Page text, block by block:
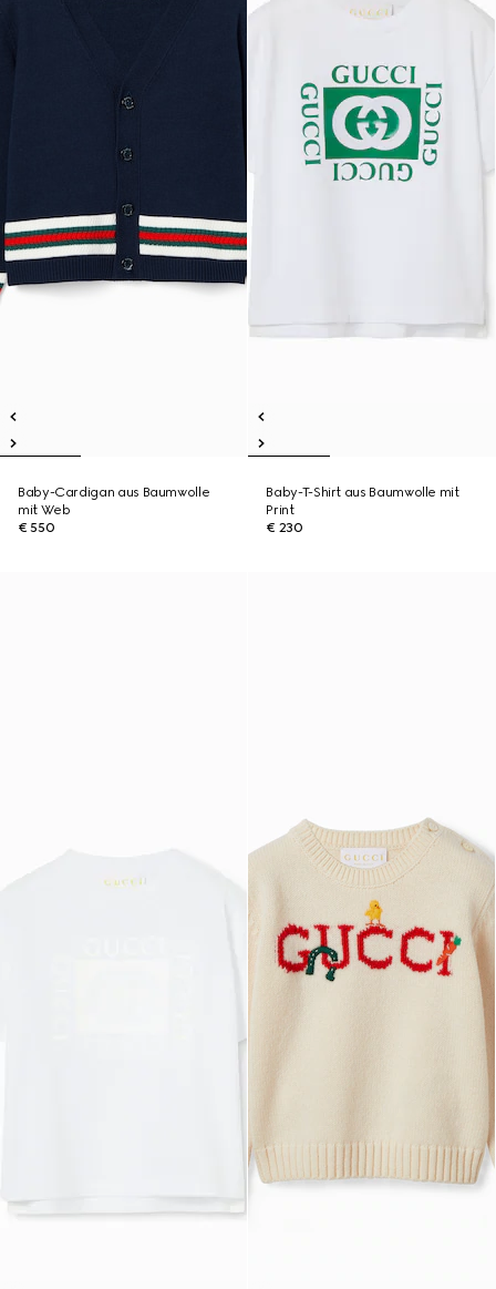
Baby-Cardigan aus Baumwolle
mit Web
€ 550
Baby-T-Shirt aus Baumwolle mit
Print
€ 230